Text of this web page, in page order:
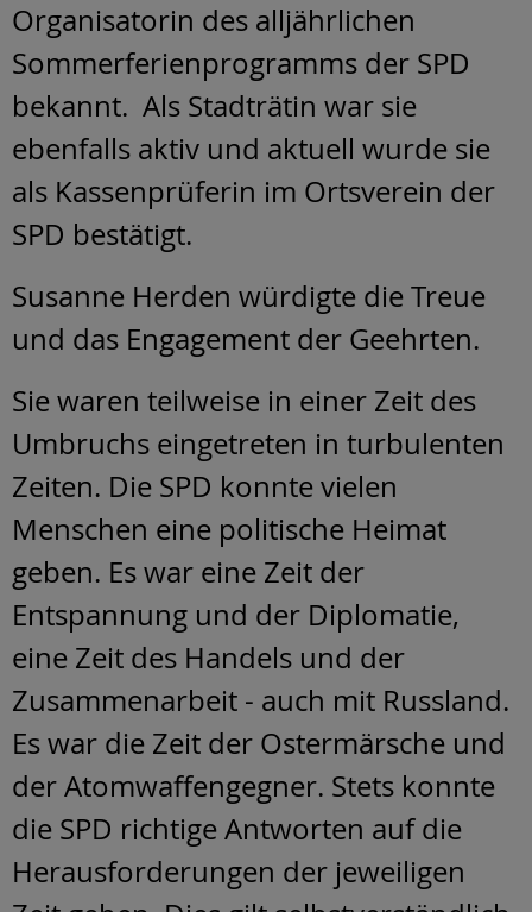
Organisatorin des alljährlichen
Sommerferienprogramms der SPD
bekannt. Als Stadträtin war sie
ebenfalls aktiv und aktuell wurde sie
als Kassenprüferin im Ortsverein der
SPD bestätigt.
Susanne Herden würdigte die Treue
und das Engagement der Geehrten.
Sie waren teilweise in einer Zeit des
Umbruchs eingetreten in turbulenten
Zeiten. Die SPD konnte vielen
Menschen eine politische Heimat
geben. Es war eine Zeit der
Entspannung und der Diplomatie,
eine Zeit des Handels und der
Zusammenarbeit - auch mit Russland.
Es war die Zeit der Ostermärsche und
der Atomwaffengegner. Stets konnte
die SPD richtige Antworten auf die
Herausforderungen der jeweiligen